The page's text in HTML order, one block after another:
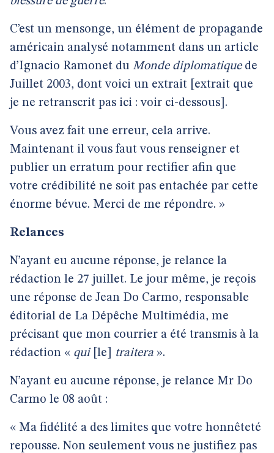
C’est un mensonge, un élément de propagande
américain analysé notamment dans un article
d’Ignacio Ramonet du Monde diplomatiquede
Juillet 2003, dont voici un extrait [extrait que
je ne retranscrit pas ici : voir ci-dessous].
Vous avez fait une erreur, cela arrive.
Maintenant il vous faut vous renseigner et
publier un erratum pour rectifier afin que
votre crédibilité ne soit pas entachée par cette
énorme bévue. Merci de me répondre. »
Relances
N’ayant eu aucune réponse, je relance la
rédaction le 27 juillet. Le jour même, je reçois
une réponse de Jean Do Carmo, responsable
éditorial de La Dépêche Multimédia, me
précisant que mon courrier a été transmis à la
rédaction « qui [le] traitera ».
N’ayant eu aucune réponse, je relance Mr Do
Carmo le 08 août :
« Ma fidélité a des limites que votre honnêteté
repousse. Non seulement vous ne justifiez pas